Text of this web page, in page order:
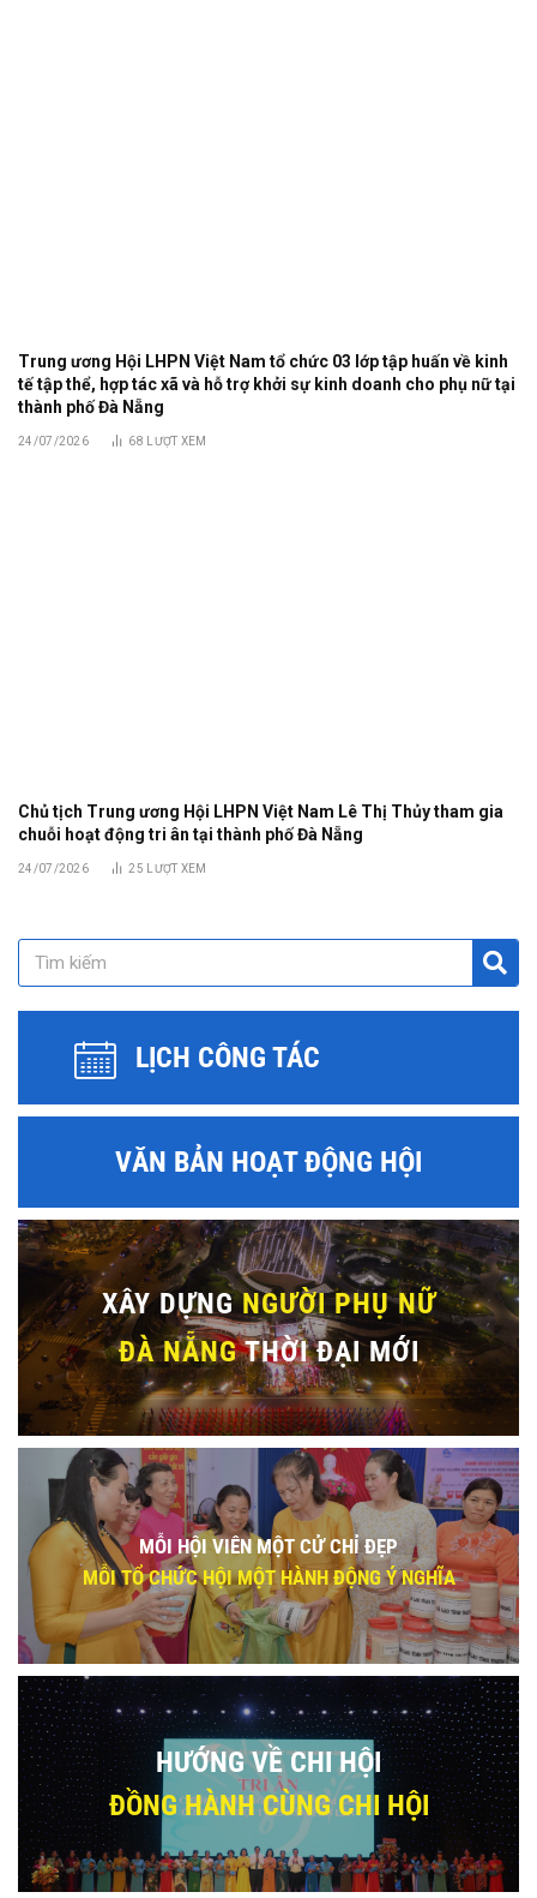
Trung ương Hội LHPN Việt Nam tổ chức 03 lớp tập huấn về kinh
tế tập thể, hợp tác xã và hỗ trợ khởi sự kinh doanh cho phụ nữ tại
thành phố Đà Nẵng
24/07/2026 68 LƯỢT XEM
Chủ tịch Trung ương Hội LHPN Việt Nam Lê Thị Thủy tham gia
chuỗi hoạt động tri ân tại thành phố Đà Nẵng
24/07/2026 25 LƯỢT XEM
LỊCH CÔNG TÁC
VĂN BẢN HOẠT ĐỘNG HỘI
XÂY DỰNGNGƯỜI PHỤ NỮ
ĐÀ NẴNGTHỜI ĐẠI MỚI
MỖI HỘI VIÊN MỘT CỬ CHỈ ĐẸP
MỖI TỔ CHỨC HỘI MỘT HÀNH ĐỘNG Ý NGHĨA
HƯỚNG VỀ CHI HỘI
ĐỒNG HÀNH CÙNG CHI HỘI